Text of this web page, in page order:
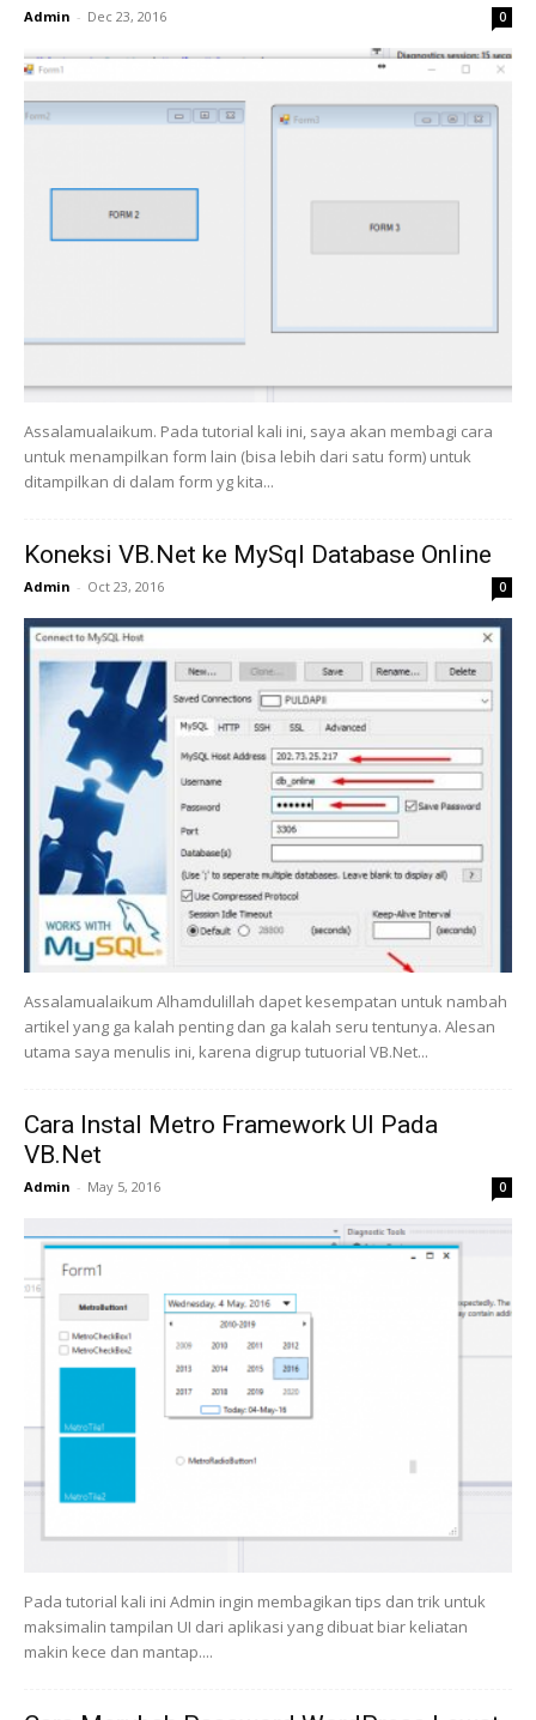
Admin - Dec 23, 2016 0
Assalamualaikum. Pada tutorial kali ini, saya akan membagi cara
untuk menampilkan form lain (bisa lebih dari satu form) untuk
ditampilkan di dalam form yg kita...
Koneksi VB.Net ke MySql Database Online
Admin - Oct 23, 2016 0
Assalamualaikum Alhamdulillah dapet kesempatan untuk nambah
artikel yang ga kalah penting dan ga kalah seru tentunya. Alesan
utama saya menulis ini, karena digrup tutuorial VB.Net...
Cara Instal Metro Framework UI Pada
VB.Net
Admin - May 5, 2016 0
Pada tutorial kali ini Admin ingin membagikan tips dan trik untuk
maksimalin tampilan UI dari aplikasi yang dibuat biar keliatan
makin kece dan mantap....